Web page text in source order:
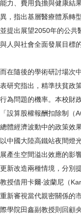
能力、費用負擔與健康結
異，指出基層醫療體系轉
並提出展望2050年的公共
與人與社會全面發展目標
而在隨後的學術研討場次
表研究指出，精準扶貧政
行為問題的機率。本校財
「設算股權報酬扣除制（
總體經濟波動中的政策效
以中國大陸高鐵站夜間燈
展產生空間溢出效應的影
更新改造兩種情境，分別
教授借用卡爾‧波蘭尼（
重新審視當代親密關係的
際學院田鑫副教授則回顧